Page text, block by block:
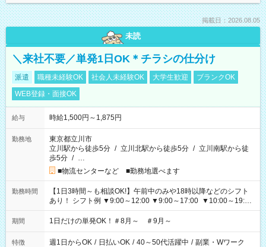
掲載日：2026.08.05
未読
＼来社不要／単発1日OK＊チラシの仕分け
派遣 職種未経験OK 社会人未経験OK 大学生歓迎
ブランクOK
WEB登録・面接OK
給与 時給1,500円～1,875円
勤務地
東京都立川市
立川駅から徒歩5分 / 立川北駅から徒歩5分 / 立川南駅から徒
歩5分 / …
■物流センターなど ■勤務地選べます
勤務時間
【1日3時間～も相談OK!】午前中のみや18時以降などのシフト
あり！ シフト例 ▼9:00～12:00 ▼9:00～17:00 ▼10:00～19:00
▼18:00～21:00
期間 1日だけの単発OK！＃8月～ ＃9月～
特徴 週1日からOK / 日払いOK / 40～50代活躍中 / 副業・Wワーク